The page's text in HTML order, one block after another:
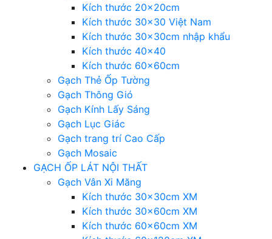
Kích thước 20x20cm
Kích thước 30×30 Việt Nam
Kích thước 30x30cm nhập khẩu
Kích thước 40×40
Kích thước 60x60cm
Gạch Thẻ Ốp Tường
Gạch Thông Gió
Gạch Kính Lấy Sáng
Gạch Lục Giác
Gạch trang trí Cao Cấp
Gạch Mosaic
GẠCH ỐP LÁT NỘI THẤT
Gạch Vân Xi Măng
Kích thước 30x30cm XM
Kích thước 30x60cm XM
Kích thước 60x60cm XM